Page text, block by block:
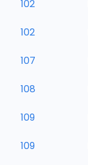
102
102
107
108
109
109